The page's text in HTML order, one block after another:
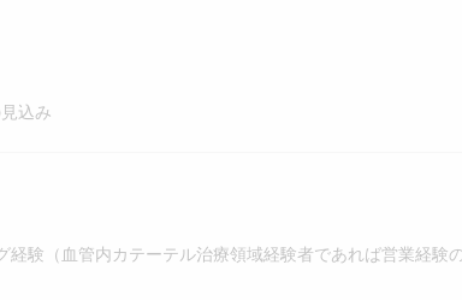
込み
経験（血管内カテーテル治療領域経験者であれば営業経験の